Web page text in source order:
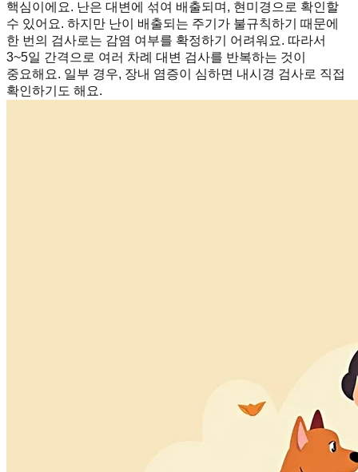
핵심이에요. 난은 대변에 섞여 배출되며, 현미경으로 확인할
수 있어요. 하지만 난이 배출되는 주기가 불규칙하기 때문에
한 번의 검사로는 감염 여부를 확정하기 어려워요. 따라서
3~5일 간격으로 여러 차례 대변 검사를 반복하는 것이
중요해요. 일부 경우, 장내 염증이 심하면 내시경 검사로 직접
확인하기도 해요.